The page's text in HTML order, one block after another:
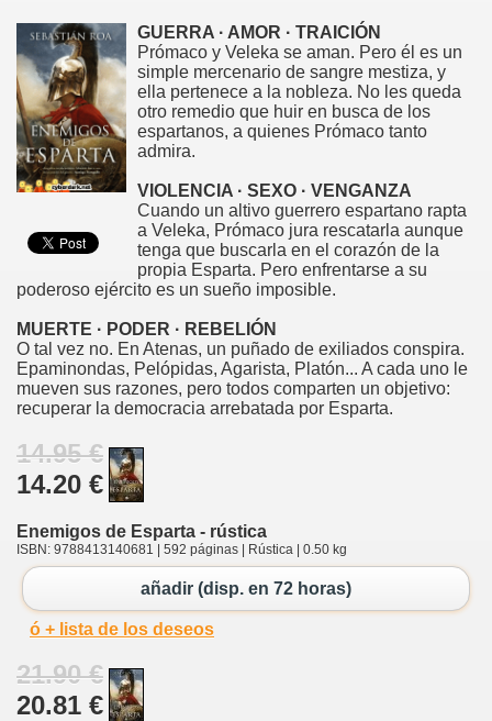
GUERRA · AMOR · TRAICIÓN
Prómaco y Veleka se aman. Pero él es un
simple mercenario de sangre mestiza, y
ella pertenece a la nobleza. No les queda
otro remedio que huir en busca de los
espartanos, a quienes Prómaco tanto
admira.
VIOLENCIA · SEXO · VENGANZA
Cuando un altivo guerrero espartano rapta
a Veleka, Prómaco jura rescatarla aunque
tenga que buscarla en el corazón de la
propia Esparta. Pero enfrentarse a su
poderoso ejército es un sueño imposible.
MUERTE · PODER · REBELIÓN
O tal vez no. En Atenas, un puñado de exiliados conspira.
Epaminondas, Pelópidas, Agarista, Platón... A cada uno le
mueven sus razones, pero todos comparten un objetivo:
recuperar la democracia arrebatada por Esparta.
14.95 €
14.20 €
Enemigos de Esparta - rústica
ISBN: 9788413140681 | 592 páginas | Rústica | 0.50 kg
añadir (disp. en 72 horas)
ó + lista de los deseos
21.90 €
20.81 €